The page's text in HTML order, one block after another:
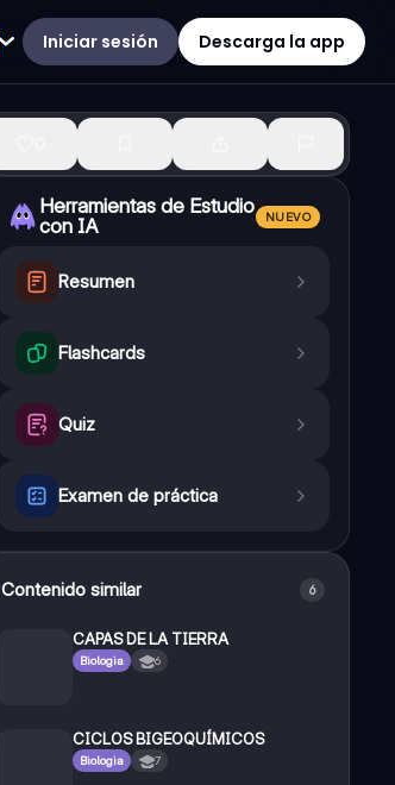
Iniciar sesión Descarga la app
Herramientas de Estudio
con IA
NUEVO
Resumen
Flashcards
Quiz
Examen de práctica
Contenido similar 6
CAPAS DE LA TIERRA
Biologia 6
CICLOS BIGEOQUÍMICOS
Biologia 7